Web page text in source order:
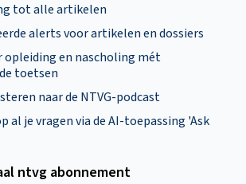
tot alle artikelen
alerts voor artikelen en dossiers
opleiding en nascholing mét
toetsen
naar de NTVG-podcast
al je vragen via de AI-toepassing 'Ask
ntvg abonnement